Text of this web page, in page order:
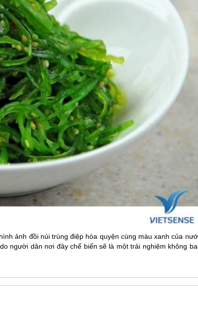
ảnh đồi núi trùng điệp hòa quyện cùng màu xanh của
người dân nơi đây chế biến sẽ là một trải nghiệm không